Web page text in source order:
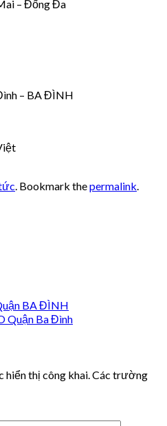
– Đống Đa
– BA ĐÌNH
. Bookmark thepermalink
BA ĐÌNH
Quận Ba Đình
hiển thị công khai. Các trường